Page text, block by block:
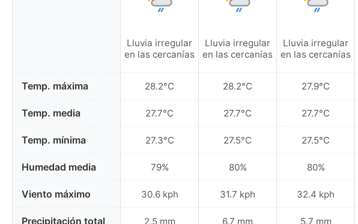
Temp. máxima
Temp. media
Temp. mínima
Humedad media
Viento máximo
Precipitación total
Lluvia irregular
en las cercanías
28.2°C
27.7°C
27.3°C
79%
30.6 kph
2.5 mm
Lluvia irregular
en las cercanías
28.2°C
27.7°C
27.5°C
80%
31.7 kph
6.7 mm
Lluvia irregular
en las cercanías
27.9°C
27.7°C
27.5°C
80%
32.4 kph
5.7 mm